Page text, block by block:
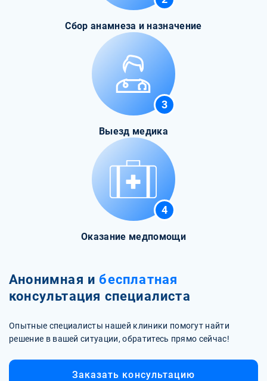
Сбор анамнеза и назначение
3
Выезд медика
4
Оказание медпомощи
Анонимная и бесплатная
консультация специалиста
Опытные специалисты нашей клиники помогут найти
решение в вашей ситуации, обратитесь прямо сейчас!
Заказать консультацию